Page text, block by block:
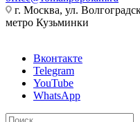
г. Москва, ул.
метро Кузьминки
Вконтакте
Telegram
YouTube
WhatsApp